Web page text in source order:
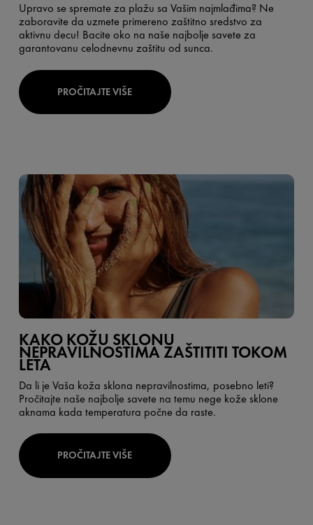
Upravo se spremate za plažu sa Vašim najmlađima? Ne
zaboravite da uzmete primereno zaštitno sredstvo za
aktivnu decu! Bacite oko na naše najbolje savete za
garantovanu celodnevnu zaštitu od sunca.
PROČITAJTE VIŠE
KAKO KOŽU SKLONU
NEPRAVILNOSTIMA ZAŠTITITI TOKOM
LETA
Da li je Vaša koža sklona nepravilnostima, posebno leti?
Pročitajte naše najbolje savete na temu nege kože sklone
aknama kada temperatura počne da raste.
PROČITAJTE VIŠE